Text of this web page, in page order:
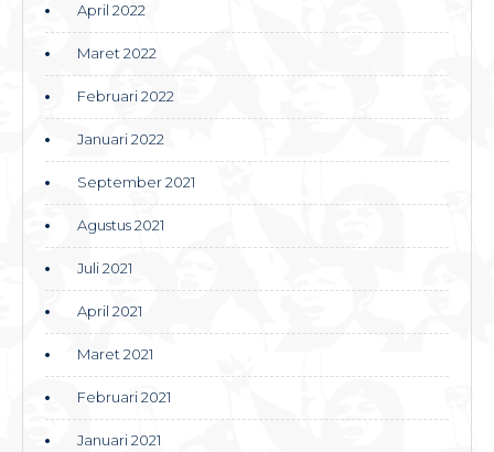
April 2022
Maret 2022
Februari 2022
Januari 2022
September 2021
Agustus 2021
Juli 2021
April 2021
Maret 2021
Februari 2021
Januari 2021